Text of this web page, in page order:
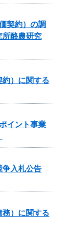
契約）の調
所酪農研究
）に関する
イント事業
争入札公告
）に関する